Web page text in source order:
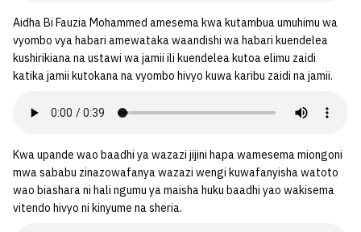
Aidha Bi Fauzia Mohammed amesema kwa kutambua umuhimu wa
vyombo vya habari amewataka waandishi wa habari kuendelea
kushirikiana na ustawi wa jamii ili kuendelea kutoa elimu zaidi
katika jamii kutokana na vyombo hivyo kuwa karibu zaidi na jamii.
Kwa upande wao baadhi ya wazazi jijini hapa wamesema miongoni
mwa sababu zinazowafanya wazazi wengi kuwafanyisha watoto
wao biashara ni hali ngumu ya maisha huku baadhi yao wakisema
vitendo hivyo ni kinyume na sheria.